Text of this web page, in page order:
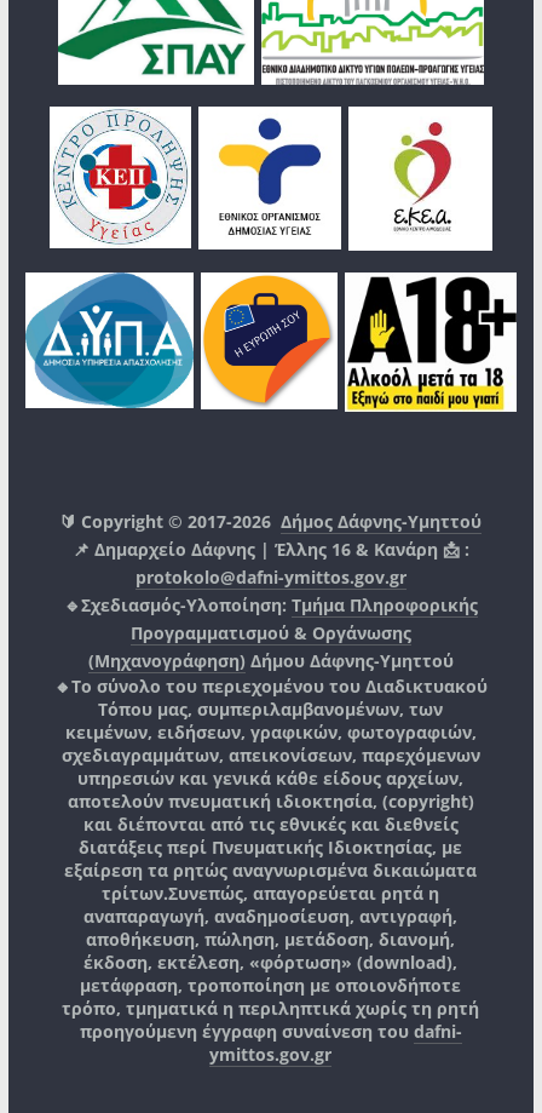
🔰 Copyright © 2017-2026Δήμος Δάφνης-Υμηττού
📌 Δημαρχείο Δάφνης | Έλλης 16 & Κανάρη 📩 :
protokolo@dafni-ymittos.gov.gr
🔹Σχεδιασμός-Υλοποίηση: Τμήμα Πληροφορικής
Προγραμματισμού & Οργάνωσης
(Μηχανογράφηση) Δήμου Δάφνης-Υμηττού
🔸Το σύνολο του περιεχομένου του Διαδικτυακού
Τόπου μας, συμπεριλαμβανομένων, των
κειμένων, ειδήσεων, γραφικών, φωτογραφιών,
σχεδιαγραμμάτων, απεικονίσεων, παρεχόμενων
υπηρεσιών και γενικά κάθε είδους αρχείων,
αποτελούν πνευματική ιδιοκτησία, (copyright)
και διέπονται από τις εθνικές και διεθνείς
διατάξεις περί Πνευματικής Ιδιοκτησίας, με
εξαίρεση τα ρητώς αναγνωρισμένα δικαιώματα
τρίτων.Συνεπώς, απαγορεύεται ρητά η
αναπαραγωγή, αναδημοσίευση, αντιγραφή,
αποθήκευση, πώληση, μετάδοση, διανομή,
έκδοση, εκτέλεση, «φόρτωση» (download),
μετάφραση, τροποποίηση με οποιονδήποτε
τρόπο, τμηματικά η περιληπτικά χωρίς τη ρητή
προηγούμενη έγγραφη συναίνεση του dafni-
ymittos.gov.gr